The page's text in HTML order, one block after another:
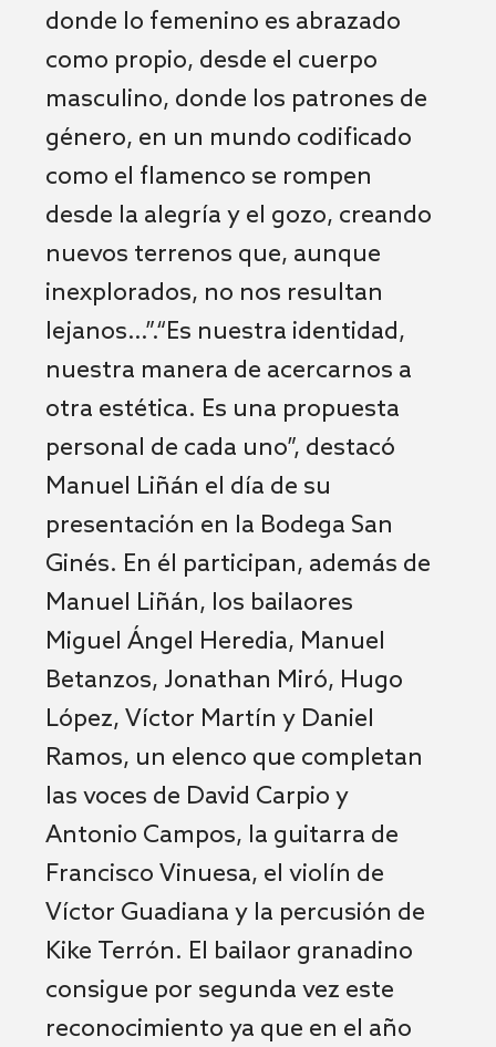
donde lo femenino es abrazado
como propio, desde el cuerpo
masculino, donde los patrones de
género, en un mundo codificado
como el flamenco se rompen
desde la alegría y el gozo, creando
nuevos terrenos que, aunque
inexplorados, no nos resultan
lejanos…”.“Es nuestra identidad,
nuestra manera de acercarnos a
otra estética. Es una propuesta
personal de cada uno”, destacó
Manuel Liñán el día de su
presentación en la Bodega San
Ginés. En él participan, además de
Manuel Liñán, los bailaores
Miguel Ángel Heredia, Manuel
Betanzos, Jonathan Miró, Hugo
López, Víctor Martín y Daniel
Ramos, un elenco que completan
las voces de David Carpio y
Antonio Campos, la guitarra de
Francisco Vinuesa, el violín de
Víctor Guadiana y la percusión de
Kike Terrón. El bailaor granadino
consigue por segunda vez este
reconocimiento ya que en el año